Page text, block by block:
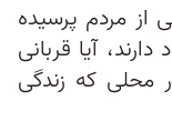
از مردم پرسیده
آیا قربانی
محلی که زندگی